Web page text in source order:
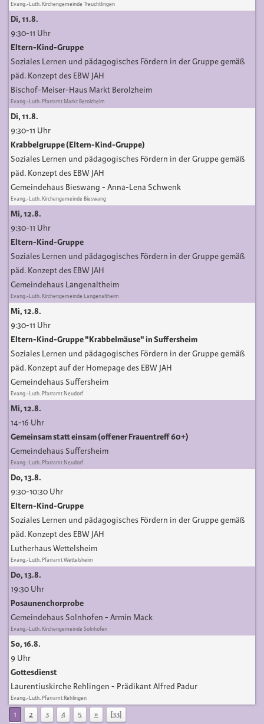
Evang.-Luth. Kirchengemeinde Treuchtlingen
Di, 11.8.
9:30-11 Uhr
Eltern-Kind-Gruppe
Soziales Lernen und pädagogisches Fördern in der Gruppe gemäß
päd. Konzept des EBW JAH
Bischof-Meiser-Haus Markt Berolzheim
Evang.-Luth. Pfarramt Markt Berolzheim
Di, 11.8.
9:30-11 Uhr
Krabbelgruppe (Eltern-Kind-Gruppe)
Soziales Lernen und pädagogisches Fördern in der Gruppe gemäß
päd. Konzept des EBW JAH
Gemeindehaus Bieswang
Anna-Lena Schwenk
Evang.-Luth. Kirchengemeinde Bieswang
Mi, 12.8.
9:30-11 Uhr
Eltern-Kind-Gruppe
Soziales Lernen und pädagogisches Fördern in der Gruppe gemäß
päd. Konzept des EBW JAH
Gemeindehaus Langenaltheim
Evang.-Luth. Kirchengemeinde Langenaltheim
Mi, 12.8.
9:30-11 Uhr
Eltern-Kind-Gruppe "Krabbelmäuse" in Suffersheim
Soziales Lernen und pädagogisches Fördern in der Gruppe gemäß
päd. Konzept auf der Homepage des EBW JAH
Gemeindehaus Suffersheim
Evang.-Luth. Pfarramt Neudorf
Mi, 12.8.
14-16 Uhr
Gemeinsam statt einsam (offener Frauentreff 60+)
Gemeindehaus Suffersheim
Evang.-Luth. Pfarramt Neudorf
Do, 13.8.
9:30-10:30 Uhr
Eltern-Kind-Gruppe
Soziales Lernen und pädagogisches Fördern in der Gruppe gemäß
päd. Konzept des EBW JAH
Lutherhaus Wettelsheim
Evang.-Luth. Pfarramt Wettelsheim
Do, 13.8.
19:30 Uhr
Posaunenchorprobe
Gemeindehaus Solnhofen
Armin Mack
Evang.-Luth. Kirchengemeinde Solnhofen
So, 16.8.
9 Uhr
Gottesdienst
Laurentiuskirche Rehlingen
Prädikant Alfred Padur
Evang.-Luth. Pfarramt Rehlingen
1 2 3 4 5 » [33]